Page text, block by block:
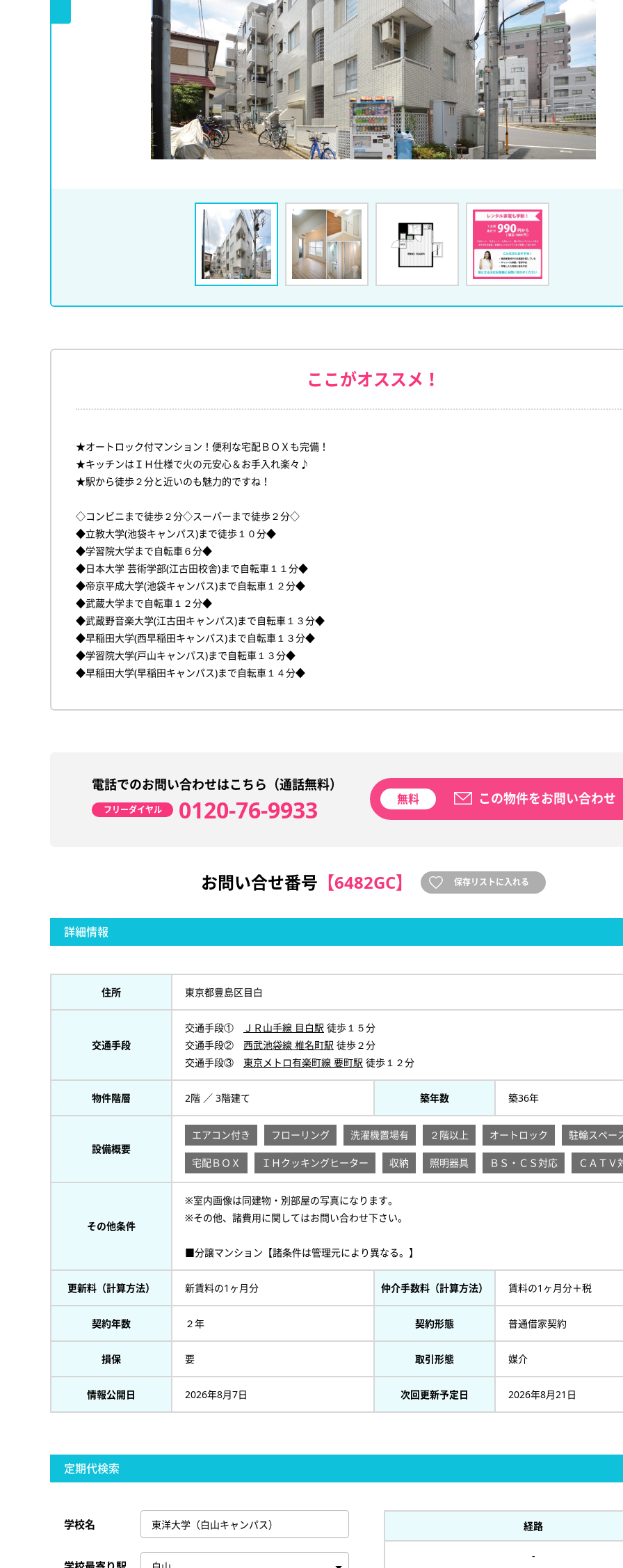
ここがオススメ！
★オートロック付マンション！便利な宅配ＢＯＸも完備！
★キッチンはＩＨ仕様で火の元安心＆お手入れ楽々♪
★駅から徒歩２分と近いのも魅力的ですね！
◇コンビニまで徒歩２分◇スーパーまで徒歩２分◇
◆立教大学(池袋キャンパス)まで徒歩１０分◆
◆学習院大学まで自転車６分◆
◆日本大学 芸術学部(江古田校舎)まで自転車１１分◆
◆帝京平成大学(池袋キャンパス)まで自転車１２分◆
◆武蔵大学まで自転車１２分◆
◆武蔵野音楽大学(江古田キャンパス)まで自転車１３分◆
◆早稲田大学(西早稲田キャンパス)まで自転車１３分◆
◆学習院大学(戸山キャンパス)まで自転車１３分◆
◆早稲田大学(早稲田キャンパス)まで自転車１４分◆
電話でのお問い合わせはこちら（通話無料）
フリーダイヤル 0120-76-9933 無料 この物件をお問い合わせ
お問い合せ番号 【6482GC】 保存リストに入れる
詳細情報
住所 東京都豊島区目白
交通手段
交通手段① ＪＲ山手線 目白駅 徒歩１５分
交通手段② 西武池袋線 椎名町駅 徒歩２分
交通手段③ 東京メトロ有楽町線 要町駅 徒歩１２分
物件階層 2階 ／ 3階建て 築年数 築36年
設備概要
エアコン付き フローリング 洗濯機置場有 ２階以上 オートロック 駐輪スペー
宅配ＢＯＸ ＩＨクッキングヒーター 収納 照明器具 ＢＳ・ＣＳ対応 ＣＡＴＶ
その他条件
※室内画像は同建物・別部屋の写真になります。
※その他、諸費用に関してはお問い合わせ下さい。
■分譲マンション【諸条件は管理元により異なる。】
更新料（計算方法） 新賃料の1ヶ月分 仲介手数料（計算方法） 賃料の1ヶ月分＋税
契約年数 ２年 契約形態 普通借家契約
損保 要 取引形態 媒介
情報公開日 2026年8月7日 次回更新予定日 2026年8月21日
定期代検索
学校名 経路
-